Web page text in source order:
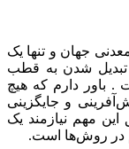
جهان و تنها یک
تبدیل شدن به قطب
. باور دارم که هیچ
و جایگزینی
این مهم نیازمند یک
در روش‌ها است.